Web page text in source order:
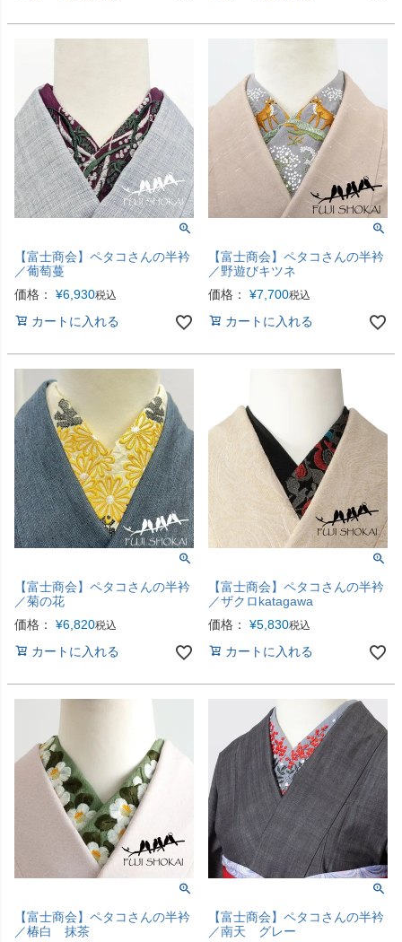
【富士商会】ペタコさんの半衿
／葡萄蔓
価格：
¥6,930税込
カートに入れる
【富士商会】ペタコさんの半衿
／野遊びキツネ
価格：
¥7,700税込
カートに入れる
【富士商会】ペタコさんの半衿
／菊の花
価格：
¥6,820税込
カートに入れる
【富士商会】ペタコさんの半衿
／ザクロkatagawa
価格：
¥5,830税込
カートに入れる
【富士商会】ペタコさんの半衿
／椿白 抹茶
【富士商会】ペタコさんの半衿
／南天 グレー